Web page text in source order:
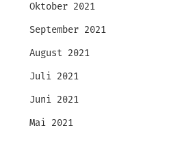
Oktober 2021
September 2021
August 2021
Juli 2021
Juni 2021
Mai 2021